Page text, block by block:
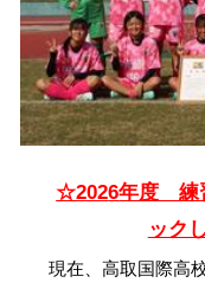
☆2026年度 練
ック
現在、高取国際高